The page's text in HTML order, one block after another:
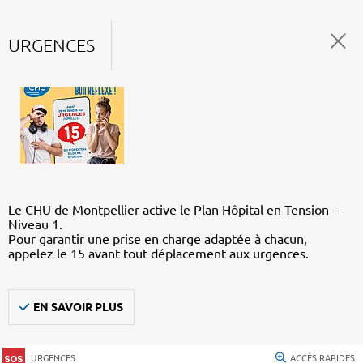
URGENCES
Le CHU de Montpellier active le Plan Hôpital en Tension –
Niveau 1.
Pour garantir une prise en charge adaptée à chacun,
appelez le 15 avant tout déplacement aux urgences.
EN SAVOIR PLUS
URGENCES ACCÈS RAPIDES